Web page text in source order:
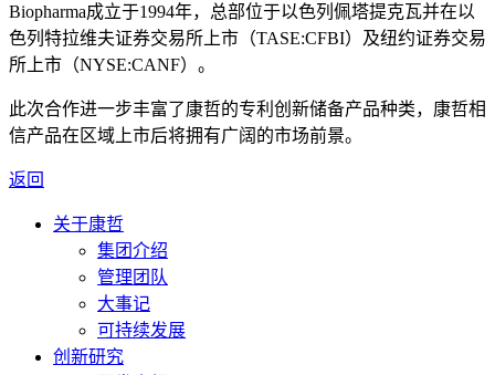
Biopharma成立于1994年，总部位于以色列佩塔提克瓦并在以
色列特拉维夫证券交易所上市（TASE:CFBI）及纽约证券交易
所上市（NYSE:CANF）。
此次合作进一步丰富了康哲的专利创新储备产品种类，康哲相
信产品在区域上市后将拥有广阔的市场前景。
返回
关于康哲
集团介绍
管理团队
大事记
可持续发展
创新研究